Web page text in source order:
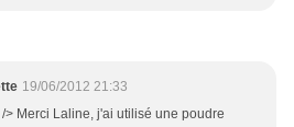
19/06/2012 21:33
/> Merci Laline, j'ai utilisé une poudre